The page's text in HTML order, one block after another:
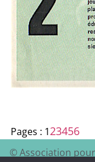
Pages : 123456
© Association